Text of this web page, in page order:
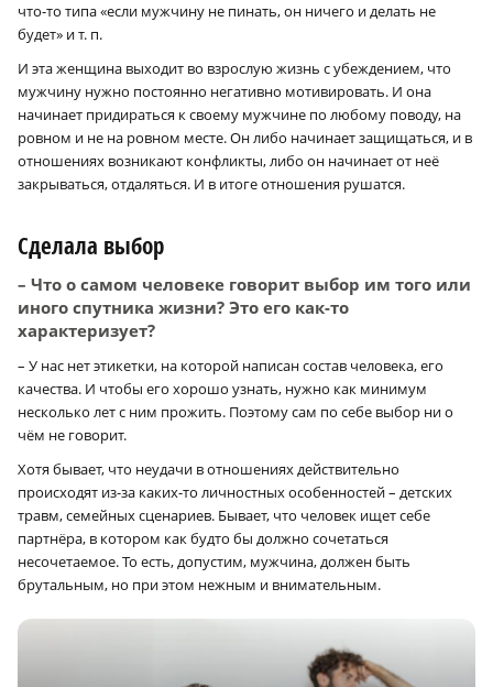
что-то типа «если мужчину не пинать, он ничего и делать не
будет» и т. п.
И эта женщина выходит во взрослую жизнь с убеждением, что
мужчину нужно постоянно негативно мотивировать. И она
начинает придираться к своему мужчине по любому поводу, на
ровном и не на ровном месте. Он либо начинает защищаться, и в
отношениях возникают конфликты, либо он начинает от неё
закрываться, отдаляться. И в итоге отношения рушатся.
Сделала выбор
– Что о самом человеке говорит выбор им того или
иного спутника жизни? Это его как-то
характеризует?
– У нас нет этикетки, на которой написан состав человека, его
качества. И чтобы его хорошо узнать, нужно как минимум
несколько лет с ним прожить. Поэтому сам по себе выбор ни о
чём не говорит.
Хотя бывает, что неудачи в отношениях действительно
происходят из-за каких-то личностных особенностей – детских
травм, семейных сценариев. Бывает, что человек ищет себе
партнёра, в котором как будто бы должно сочетаться
несочетаемое. То есть, допустим, мужчина, должен быть
брутальным, но при этом нежным и внимательным.